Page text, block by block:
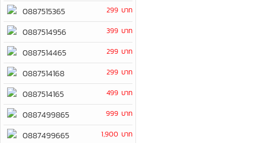
0887515365 299 บาท
0887514956 399 บาท
0887514465 299 บาท
0887514168 299 บาท
0887514165 499 บาท
0887499865 999 บาท
0887499665 1,900 บาท